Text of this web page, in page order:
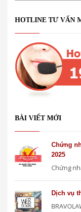
HOTLINE TƯ VẤN
BÀI VIẾT MỚI
Chứng
2025
Chứng
Dịch vụ